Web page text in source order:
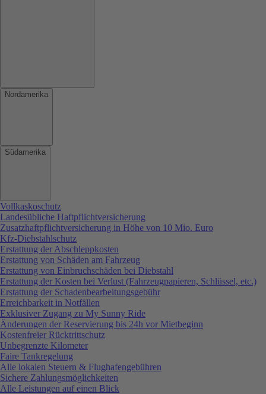
Nordamerika
Südamerika
Vollkaskoschutz
Landesübliche Haftpflichtversicherung
Zusatzhaftpflichtversicherung in Höhe von 10 Mio. Euro
Kfz-Diebstahlschutz
Erstattung der Abschleppkosten
Erstattung von Schäden am Fahrzeug
Erstattung von Einbruchschäden bei Diebstahl
Erstattung der Kosten bei Verlust (Fahrzeugpapieren, Schlüssel, etc.)
Erstattung der Schadenbearbeitungsgebühr
Erreichbarkeit in Notfällen
Exklusiver Zugang zu My Sunny Ride
Änderungen der Reservierung bis 24h vor Mietbeginn
Kostenfreier Rücktrittschutz
Unbegrenzte Kilometer
Faire Tankregelung
Alle lokalen Steuern & Flughafengebühren
Sichere Zahlungsmöglichkeiten
Alle Leistungen auf einen Blick